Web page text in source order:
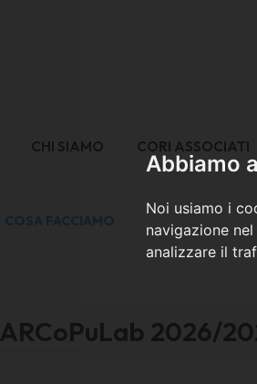
Abbiamo
Noi usiamo i
navigazione
analizzare il
CHI SIAMO CORI ASSOCIATI
COSA FACCIAMO
ARCoPuLab 2026/